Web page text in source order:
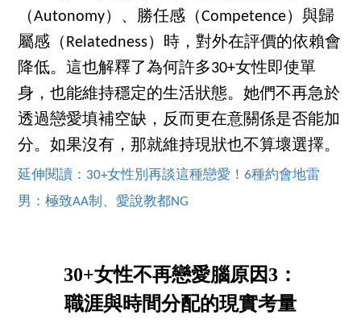
（Autonomy）、勝任感（Competence）與歸
屬感（Relatedness）時，對外在評價的依賴會
降低。這也解釋了為何許多30+女性即使單
身，也能維持穩定的生活狀態。她們不再急於
透過戀愛填補空缺，反而更在意關係是否能加
分。如果沒有，那就維持現狀也不算壞選擇。
延伸閱讀：30+女性別再談這種戀愛！6種約會地雷
男：極致AA制、愛說教都NG
30+女性不再戀愛腦原因3：
職涯與時間分配的現實考量